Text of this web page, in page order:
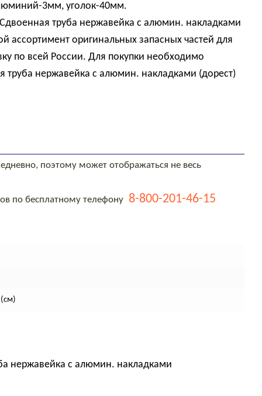
3мм, уголок-40мм.
труба нержавейка с алюмин. накладками
ассортимент оригинальных запасных частей для
по всей России. Для покупки необходимо
труба нержавейка с алюмин. накладками (дорест)
поэтому может отображаться не весь
по бесплатному телефону 8-800-201-46-15
нержавейка с алюмин. накладками